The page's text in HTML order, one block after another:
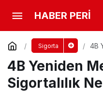
HABER PERİ
Sigorta
4B
4B Yeniden
Sigortalılık
1 Kişinin Sigorta
Yorum Yap